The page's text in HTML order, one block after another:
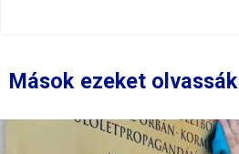
Mások ezeket olvassák